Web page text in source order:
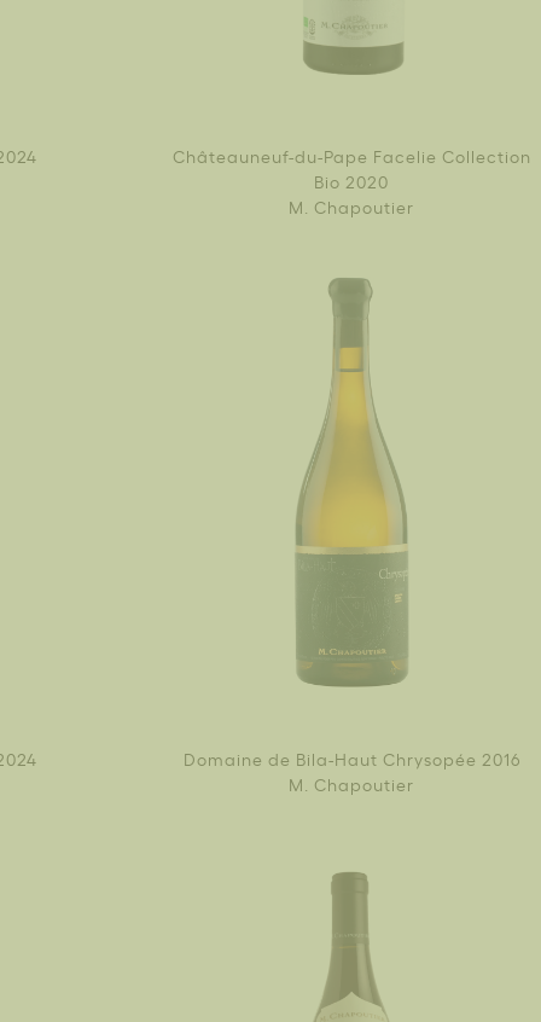
Châteauneuf-du-Pape Facelie Collection
Bio 2020
M. Chapoutier
Domaine de Bila-Haut Chrysopée 2016
M. Chapoutier